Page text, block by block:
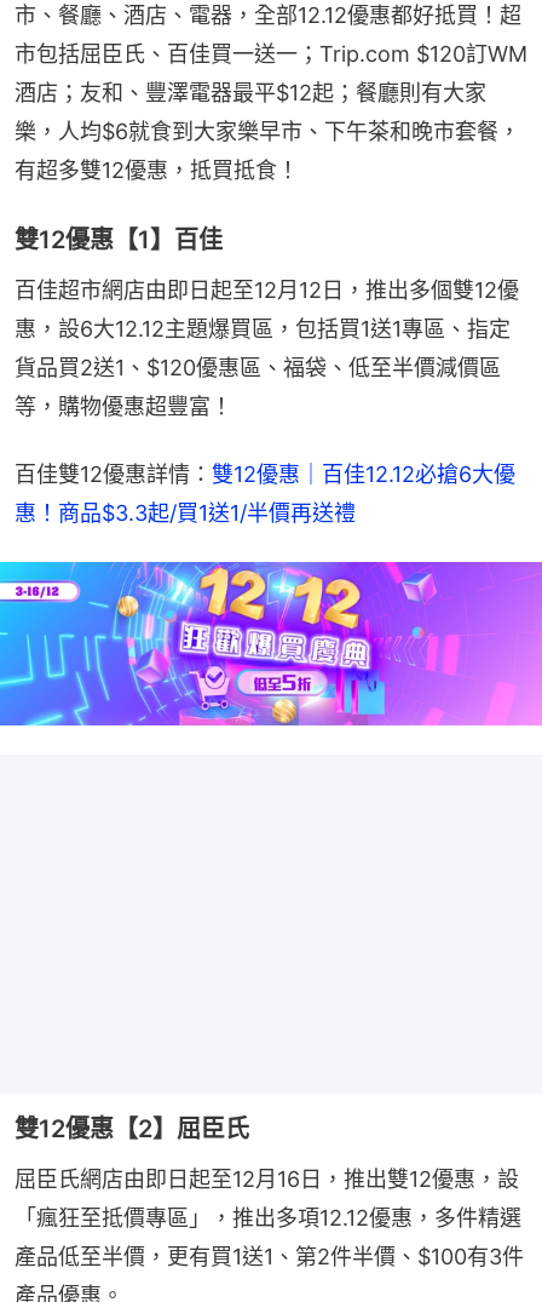
市、餐廳、酒店、電器，全部12.12優惠都好抵買！超
市包括屈臣氏、百佳買一送一；Trip.com $120訂WM
酒店；友和、豐澤電器最平$12起；餐廳則有大家
樂，人均$6就食到大家樂早市、下午茶和晚市套餐，
有超多雙12優惠，抵買抵食！
雙12優惠【1】百佳
百佳超市網店由即日起至12月12日，推出多個雙12優
惠，設6大12.12主題爆買區，包括買1送1專區、指定
貨品買2送1、$120優惠區、福袋、低至半價減價區
等，購物優惠超豐富！
百佳雙12優惠詳情： 雙12優惠｜百佳12.12必搶6大優
惠！商品$3.3起/買1送1/半價再送禮
雙12優惠【2】屈臣氏
屈臣氏網店由即日起至12月16日，推出雙12優惠，設
「瘋狂至抵價專區」，推出多項12.12優惠，多件精選
產品低至半價，更有買1送1、第2件半價、$100有3件
產品優惠。